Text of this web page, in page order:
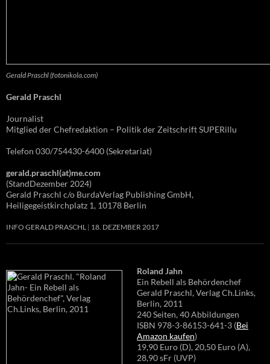
Gerald Praschl (fotonikola.com)
Gerald Praschl
Journalist
Mitglied der Chefredaktion – Politik der Zeitschrift SUPERillu
Telefon 030/754430-6400 (Sekretariat)
gerald.praschl(at)me.com
(StandDezember 2024)
Gerald Praschl c/o BurdaVerlag Publishing GmbH,
Heiligegeistkirchplatz 1, 10178 Berlin
INFO GERALD PRASCHL 18. DEZEMBER 2017
Roland Jahn
Ein Rebell als Behördenchef
Gerald Praschl, Verlag Ch.Links,
Berlin, 2011
240 Seiten, 40 Abbildungen
ISBN 978-3-86153-641-3 (Bei
Amazon kaufen)
19,90 Euro (D), 20,50 Euro (A),
28,90 sFr (UVP)